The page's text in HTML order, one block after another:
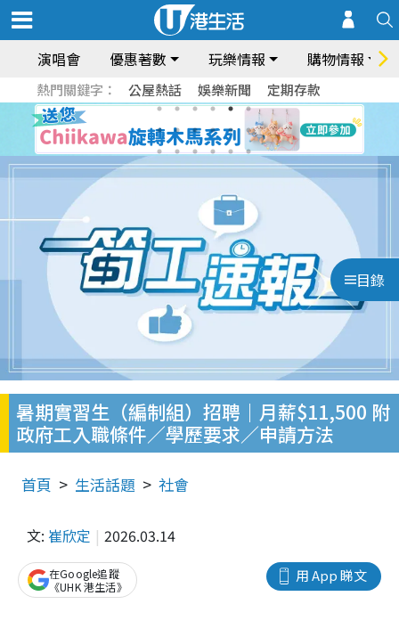
演唱會 優惠著數 玩樂情報 購物情報
熱門關鍵字： 公屋熱話 娛樂新聞 定期存款
目錄
暑期實習生（編制組）招聘｜月薪$11,500 附
政府工入職條件／學歷要求／申請方法
首頁 生活話題 社會
文: 崔欣定 2026.03.14
用 App 睇文
在Google追蹤
《UHK 港生活》